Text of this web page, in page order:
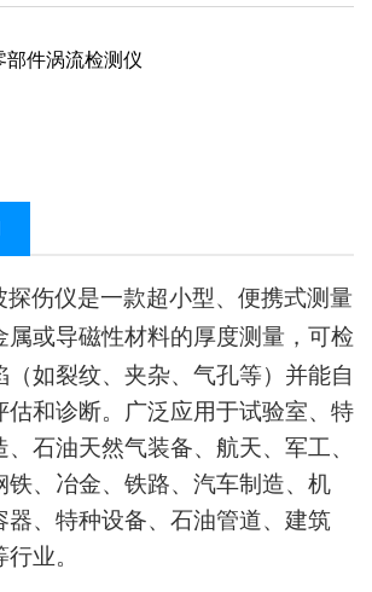
件涡流检测仪
探伤仪是一款超小型、 便携式测量
属或导磁性材料的厚度测量 ，可检
（如裂纹、夹杂、气孔等）并能自
估和诊断。广泛应用于试验室、特
石油天然气装备、航天、军工、
铁、冶金、铁路、汽车制造、机
器、特种设备、石油管道、建筑
业。